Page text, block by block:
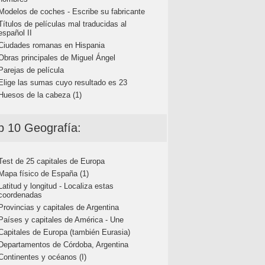
de coches - Escribe su fabricante
de películas mal traducidas al
II
romanas en Hispania
principales de Miguel Ángel
de película
las sumas cuyo resultado es 23
de la cabeza (1)
10 Geografía:
de 25 capitales de Europa
físico de España (1)
y longitud - Localiza estas
y capitales de Argentina
y capitales de América - Une
de Europa (también Eurasia)
de Córdoba, Argentina
y océanos (I)